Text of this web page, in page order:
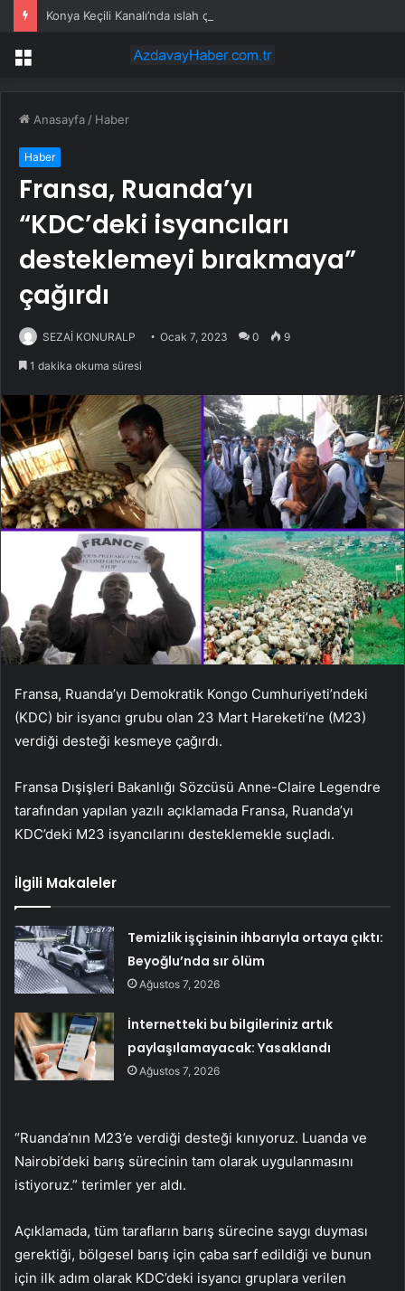
Konya Keçili Kanalı’nda ıslah çalışması sürüyor
Menü
Anasayfa / Haber
Haber
Fransa, Ruanda’yı
“KDC’deki isyancıları
desteklemeyi bırakmaya”
çağırdı
SEZAİ KONURALP Ocak 7, 2023 0 9
1 dakika okuma süresi
Fransa, Ruanda’yı Demokratik Kongo Cumhuriyeti’ndeki
(KDC) bir isyancı grubu olan 23 Mart Hareketi’ne (M23)
verdiği desteği kesmeye çağırdı.
Fransa Dışişleri Bakanlığı Sözcüsü Anne-Claire Legendre
tarafından yapılan yazılı açıklamada Fransa, Ruanda’yı
KDC’deki M23 isyancılarını desteklemekle suçladı.
İlgili Makaleler
Temizlik işçisinin ihbarıyla ortaya çıktı:
Beyoğlu’nda sır ölüm
Ağustos 7, 2026
İnternetteki bu bilgileriniz artık
paylaşılamayacak: Yasaklandı
Ağustos 7, 2026
“Ruanda’nın M23’e verdiği desteği kınıyoruz. Luanda ve
Nairobi’deki barış sürecinin tam olarak uygulanmasını
istiyoruz.” terimler yer aldı.
Açıklamada, tüm tarafların barış sürecine saygı duyması
gerektiği, bölgesel barış için çaba sarf edildiği ve bunun
için ilk adım olarak KDC’deki isyancı gruplara verilen